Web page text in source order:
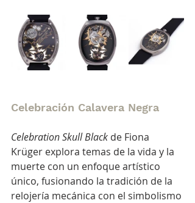
Celebración Calavera Negra
Celebration Skull Black de Fiona
Krüger explora temas de la vida y la
muerte con un enfoque artístico
único, fusionando la tradición de la
relojería mecánica con el simbolismo